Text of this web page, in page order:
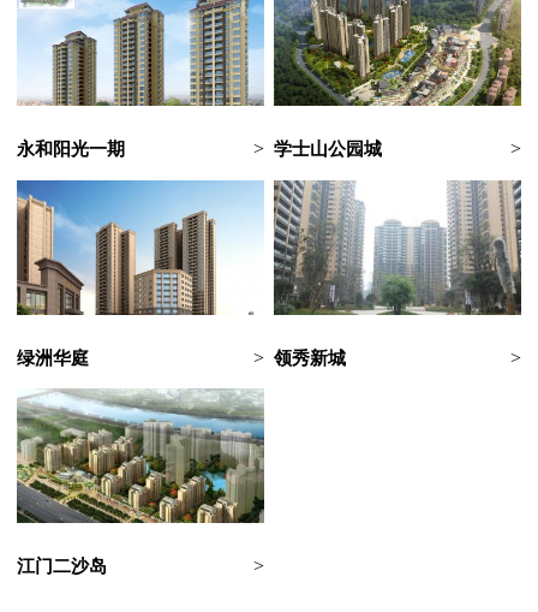
永和阳光一期 > 学士山公园城 >
绿洲华庭 > 领秀新城 >
江门二沙岛 >